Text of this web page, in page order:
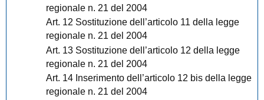
regionale n. 21 del 2004
Art. 12 Sostituzione dell’articolo 11 della legge
regionale n. 21 del 2004
Art. 13 Sostituzione dell’articolo 12 della legge
regionale n. 21 del 2004
Art. 14 Inserimento dell’articolo 12 bis della legge
regionale n. 21 del 2004